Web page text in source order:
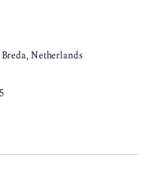
Netherlands